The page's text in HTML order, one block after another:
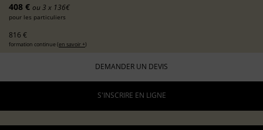
408 € ou 3 x 136€
pour les particuliers
816 €
formation continue (en savoir +)
DEMANDER UN DEVIS
S'INSCRIRE EN LIGNE